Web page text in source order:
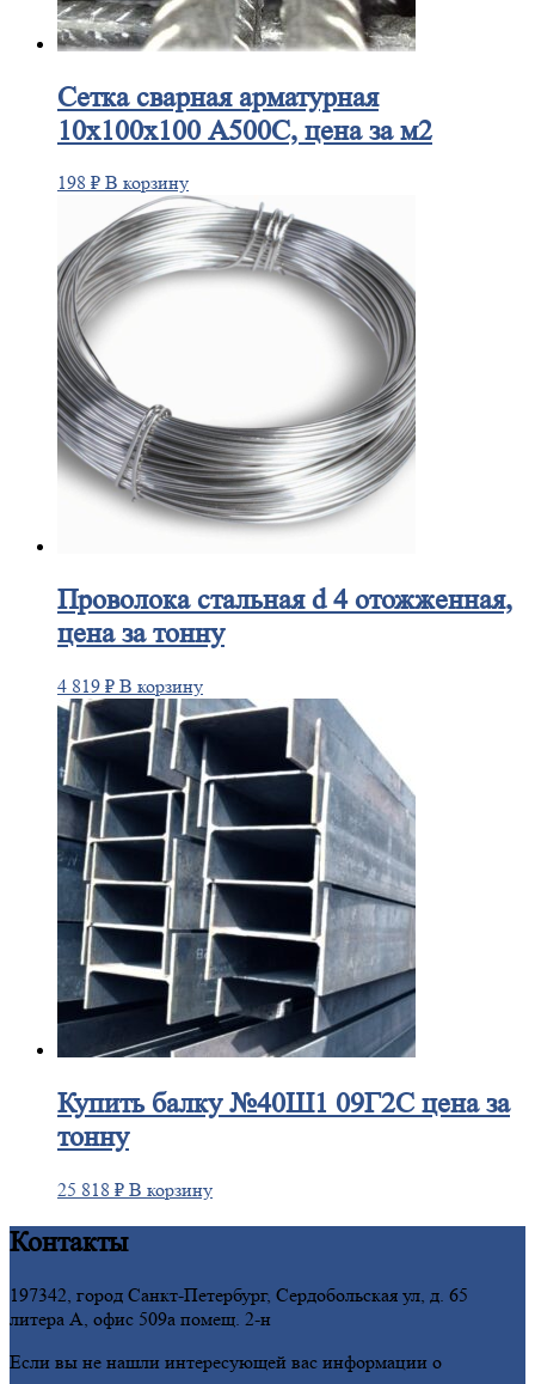
Сеткасварная арматурная
10х100х100 А500С, цена за м2
198 ₽ В корзину
Проволокастальная d 4 отожженная,
цена за тонну
4 819 ₽ В корзину
Купитьбалку №40Ш1 09Г2С цена за
тонну
25 818 ₽ В корзину
Контакты
197342, город Санкт-Петербург, Сердобольская ул, д. 65
литера А, офис 509а помещ. 2-н
Если вы не нашли интересующей вас информации о